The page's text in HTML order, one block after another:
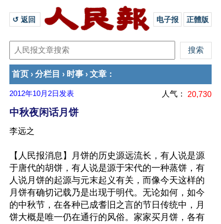
↺ 返回 电子报 正體版
首页 › 分栏目 › 时事 › 文章 ：
2012年10月2日 发表 人气： 20,730
中秋夜闲话月饼
李远之
【人民报消息】月饼的历史源远流长，有人说是源
于唐代的胡饼，有人说是源于宋代的一种蒸饼，有
人说月饼的起源与元末起义有关，而像今天这样的
月饼有确切记载乃是出现于明代。无论如何，如今
的中秋节，在各种已成耆旧之言的节日传统中，月
饼大概是唯一仍在通行的风俗。家家买月饼，各有